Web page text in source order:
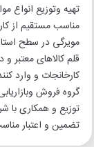
تهیه وتوزیع انواع
مناسب مستقیم از
قلم کالاهای معتبر
کارخانجات و وارد
گروه فروش
توزیع و همکاری با
تضمین و اعتبار